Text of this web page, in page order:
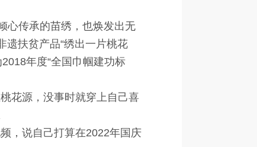
心传承的苗绣，也焕发出无
遗扶贫产品“绣出一片桃花
年度“全国巾帼建功标
花源，没事时就穿上自己喜
，说自己打算在2022年国庆